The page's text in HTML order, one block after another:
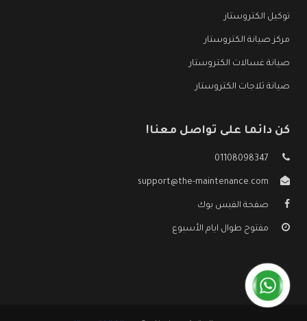
توكيل الكتروستار
مركز صيانة الكتروستار
صيانة غسالات الكتروستار
صيانة ثلاجات الكتروستار
كن دائما على تواصل معنا!
01108098347
support@the-maintenance.com
صفحة الفيس بوك
مفتوح طوال ايام الأسبوع